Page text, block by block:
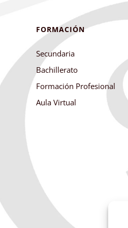
FORMACIÓN
Secundaria
Bachillerato
Formación Profesional
Aula Virtual